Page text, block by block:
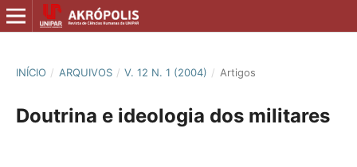
INÍCIO / ARQUIVOS / V. 12 N. 1 (2004) / Artigos
Doutrina e ideologia dos militares